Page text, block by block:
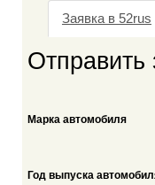
Заявка в 52rus
Отправить
Марка автомобиля
Год выпуска